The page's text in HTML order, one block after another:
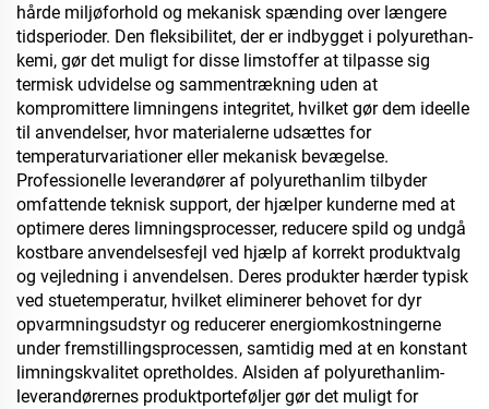
hårde miljøforhold og mekanisk spænding over længere
tidsperioder. Den fleksibilitet, der er indbygget i polyurethan-
kemi, gør det muligt for disse limstoffer at tilpasse sig
termisk udvidelse og sammentrækning uden at
kompromittere limningens integritet, hvilket gør dem ideelle
til anvendelser, hvor materialerne udsættes for
temperaturvariationer eller mekanisk bevægelse.
Professionelle leverandører af polyurethanlim tilbyder
omfattende teknisk support, der hjælper kunderne med at
optimere deres limningsprocesser, reducere spild og undgå
kostbare anvendelsesfejl ved hjælp af korrekt produktvalg
og vejledning i anvendelsen. Deres produkter hærder typisk
ved stuetemperatur, hvilket eliminerer behovet for dyr
opvarmningsudstyr og reducerer energiomkostningerne
under fremstillingsprocessen, samtidig med at en konstant
limningskvalitet opretholdes. Alsiden af polyurethanlim-
leverandørernes produktporteføljer gør det muligt for